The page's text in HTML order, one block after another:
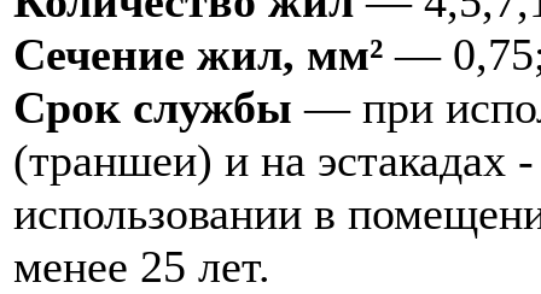
Сечение жил, мм² —
Срок службы — при
(траншеи) и на эстакадах
использовании в
менее 25 лет.